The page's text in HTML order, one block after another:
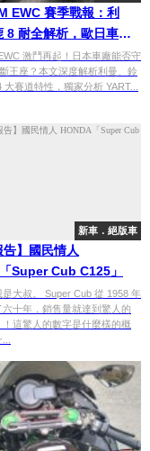
EWC 賽季戰報：利
8 耐全解析，歐日車廠
圖鑑激鬥再起！日本車廠能否守
王座？本文深度解析利曼、鈴
大賽道特性，獨家分析 YART...
新車．絕版車
告】國民情人
Super Cub C125」
是大叔。 Super Cub 從 1958 年
六十年，銷售量就達到驚人的
！這驚人的數字是什麼樣的概